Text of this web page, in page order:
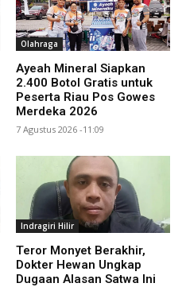
Olahraga
Ayeah Mineral Siapkan
2.400 Botol Gratis untuk
Peserta Riau Pos Gowes
Merdeka 2026
7 Agustus 2026 -11:09
Indragiri Hilir
Teror Monyet Berakhir,
Dokter Hewan Ungkap
Dugaan Alasan Satwa Ini